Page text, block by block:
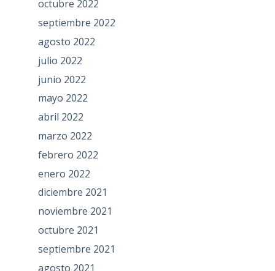
octubre 2022
septiembre 2022
agosto 2022
julio 2022
junio 2022
mayo 2022
abril 2022
marzo 2022
febrero 2022
enero 2022
diciembre 2021
noviembre 2021
octubre 2021
septiembre 2021
agosto 2021